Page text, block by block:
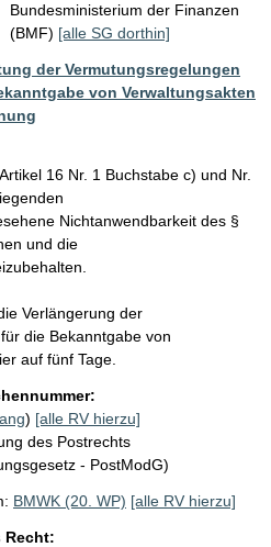
Bundesministerium der Finanzen
(BMF) [alle SG dorthin]
der Vermutungsregelungen
von Verwaltungsakten
16 Nr. 1 Buchstabe c) und Nr.
Nichtanwendbarkeit des §
und die
Verlängerung der
die Bekanntgabe von
auf fünf Tage.
) [alle RV hierzu]
des Postrechts
- PostModG)
BMWK (20. WP) [alle RV hierzu]
Recht: